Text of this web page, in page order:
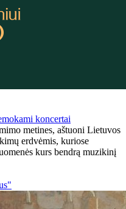
koncertai
metines, aštuoni Lietuvos
erdvėmis, kuriose
kurs bendrą muzikinį